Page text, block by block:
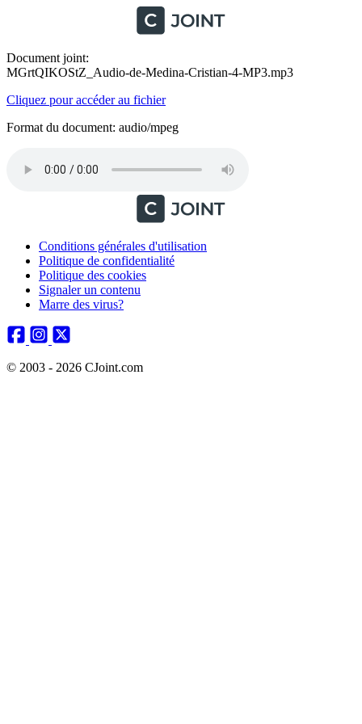
Document joint:
MGrtQIKOStZ_Audio-de-Medina-Cristian-4-MP3.mp3
Cliquez pour accéder au fichier
Format du document: audio/mpeg
Conditions générales d'utilisation
Politique de confidentialité
Politique des cookies
Signaler un contenu
Marre des virus?
© 2003 - 2026 CJoint.com